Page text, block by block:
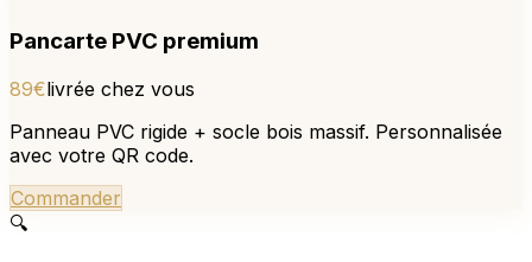
Pancarte PVC premium
89€livrée chez vous
Panneau PVC rigide + socle bois massif. Personnalisée
avec votre QR code.
Commander
🔍